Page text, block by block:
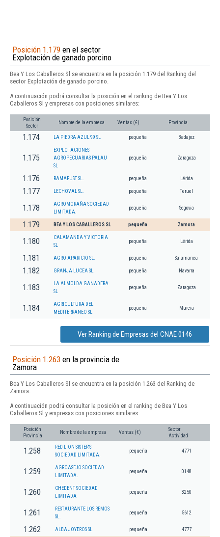
Posición 1.179 en el sector
Explotación de ganado porcino
Bea Y Los Caballeros Sl se encuentra en la posición 1.179 del Ranking del
sector Explotación de ganado porcino.
A continuación podrá consultar la posición en el ranking de Bea Y Los
Caballeros Sl y empresas con posiciones similares:
Posición
Sector
Nombre de la empresa Ventas (€) Provincia
1.174 LA PIEDRA AZUL 99 SL pequeña Badajoz
1.175
EXPLOTACIONES
AGROPECUARIAS PALAU
SL
pequeña Zaragoza
1.176 RAMAFUST SL. pequeña Lérida
1.177 LECHOVAL SL. pequeña Teruel
1.178
AGROMORAÑA SOCIEDAD
LIMITADA.
pequeña Segovia
1.179 BEA Y LOS CABALLEROS SL pequeña Zamora
1.180
CALAMANDA Y VICTORIA
SL
pequeña Lérida
1.181 AGRO APARICIO SL. pequeña Salamanca
1.182 GRANJA LUCEA SL. pequeña Navarra
1.183
LA ALMOLDA GANADERA
SL
pequeña Zaragoza
1.184
AGRICULTURA DEL
MEDITERRANEO SL
pequeña Murcia
Ver Ranking de Empresas del CNAE 0146
Posición 1.263 en la provincia de
Zamora
Bea Y Los Caballeros Sl se encuentra en la posición 1.263 del Ranking de
Zamora.
A continuación podrá consultar la posición en el ranking de Bea Y Los
Caballeros Sl y empresas con posiciones similares:
Posición
Provincia
Nombre de la empresa Ventas (€)
Sector
Actividad
1.258
RED LION SISTER'S
SOCIEDAD LIMITADA.
pequeña 4771
1.259
AGROASEJO SOCIEDAD
LIMITADA.
pequeña 0148
1.260
CHEDENT SOCIEDAD
LIMITADA
pequeña 3250
1.261
RESTAURANTE LOS REMOS
SL.
pequeña 5612
1.262 ALBA JOYEROS SL pequeña 4777